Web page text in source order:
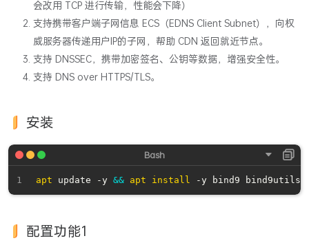
会改用 TCP 进行传输，性能会下降）
支持携带客户端子网信息 ECS（EDNS Client Subnet），向权
威服务器传递用户IP的子网，帮助 CDN 返回就近节点。
支持 DNSSEC，携带加密签名、公钥等数据，增强安全性。
支持 DNS over HTTPS/TLS。
安装
apt update -y && apt install -y bind9 bind9utils
配置功能1